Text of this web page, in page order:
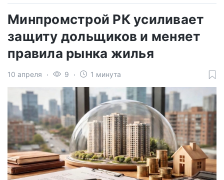
Минпромстрой РК усиливает
защиту дольщиков и меняет
правила рынка жилья
10 апреля 9 1 минута